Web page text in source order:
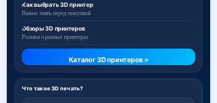
Как выбрать 3D принтер
Важно знать перед покупкой
Обзоры 3D принтеров
Ролики о разных принтерах
Каталог 3D принтеров »
Что такое 3D печать?